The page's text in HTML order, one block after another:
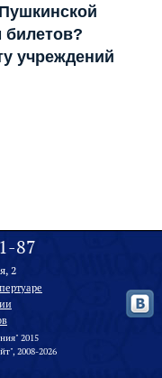
билетов?
учреждений
87
2
2015
", 2008-2026